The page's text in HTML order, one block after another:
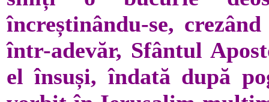
încreștinându-se,
într-adevăr, Sfântul
el însuși, îndată după